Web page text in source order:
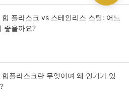
힙 플라스크 vs 스테인리스 스틸: 어느
좋을까요?
힙플라스크란 무엇이며 왜 인기가 있